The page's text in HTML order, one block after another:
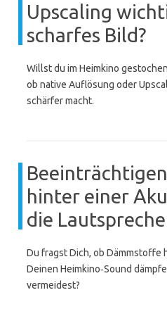
Upscaling
scharfes Bild?
Willst du im Heimkino
ob native Auflösung oder
schärfer macht.
hinter einer
die
Du fragst Dich, ob Dämmstoffe
Deinen Heimkino‑Sound
vermeidest?